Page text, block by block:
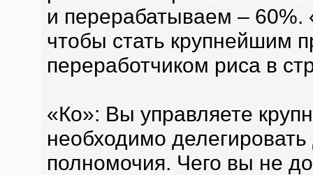
и перерабатываем – 60%.
чтобы стать крупнейшим
переработчиком риса в
«Ко»: Вы управляете
необходимо
полномочия. Чего вы не